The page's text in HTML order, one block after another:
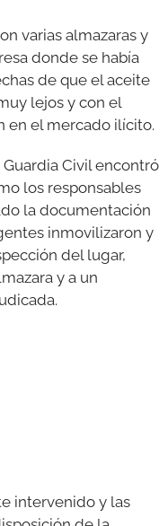
varias almazaras y
donde se había
de que el aceite
lejos y con el
en el mercado ilícito.
Civil encontró
los responsables
la documentación
inmovilizaron y
del lugar,
y a un
intervenido y las